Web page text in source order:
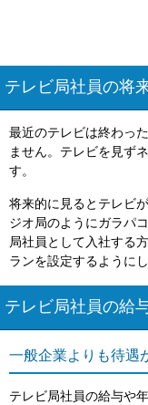
テレビ局社員の将
最近のテレビは終わっ
ません。テレビを見ず
す。
将来的に見るとテレビ
ジオ局のようにガラパ
局社員として入社する
ランを設定するようにし
テレビ局社員の給
一般企業よりも待遇
テレビ局社員の給与や